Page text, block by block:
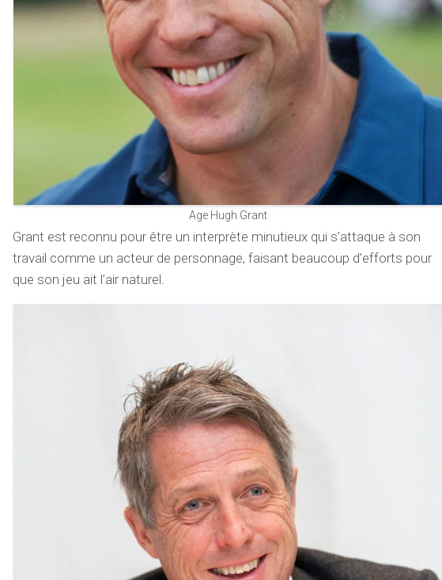
Age Hugh Grant
Grant est reconnu pour être un interprète minutieux qui s’attaque à son
travail comme un acteur de personnage, faisant beaucoup d’efforts pour
que son jeu ait l’air naturel.